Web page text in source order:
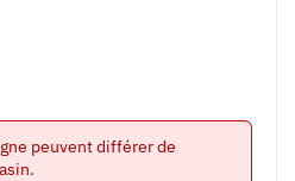
peuvent différer de